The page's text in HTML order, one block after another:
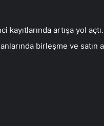
artışa yol açtı.
birleşme ve satın